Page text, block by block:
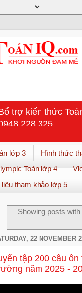
trợ kiến thức
lớp 3 Hình thức
Toán lớp 4
liệu tham khảo lớp 5
Showing posts with
22 NOVEMBER
tập 200 câu
năm 2025 -